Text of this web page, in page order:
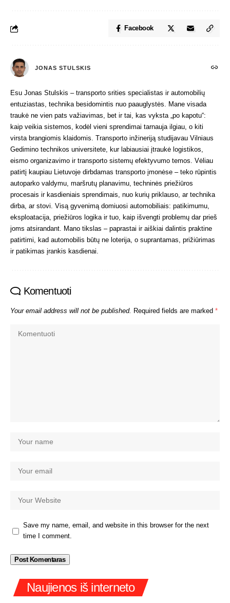
Facebook
JONAS STULSKIS
Esu Jonas Stulskis – transporto srities specialistas ir automobilių
entuziastas, technika besidomintis nuo paauglystės. Mane visada
traukė ne vien pats važiavimas, bet ir tai, kas vyksta „po kapotu“:
kaip veikia sistemos, kodėl vieni sprendimai tarnauja ilgiau, o kiti
virsta brangiomis klaidomis. Transporto inžineriją studijavau Vilniaus
Gedimino technikos universitete, kur labiausiai įtraukė logistikos,
eismo organizavimo ir transporto sistemų efektyvumo temos. Vėliau
patirtį kaupiau Lietuvoje dirbdamas transporto įmonėse – teko rūpintis
autoparko valdymu, maršrutų planavimu, techninės priežiūros
procesais ir kasdieniais sprendimais, nuo kurių priklauso, ar technika
dirba, ar stovi. Visą gyvenimą domiuosi automobiliais: patikimumu,
eksploatacija, priežiūros logika ir tuo, kaip išvengti problemų dar prieš
joms atsirandant. Mano tikslas – paprastai ir aiškiai dalintis praktine
patirtimi, kad automobilis būtų ne loterija, o suprantamas, prižiūrimas
ir patikimas įrankis kasdienai.
Komentuoti
Your email address will not be published. Required fields are marked *
Save my name, email, and website in this browser for the next
time I comment.
Naujienos iš interneto